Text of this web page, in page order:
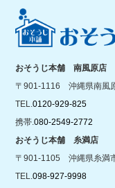
おそうじ本舗 南風原店
〒901-1116 沖縄県南風
TEL.0120-929-825
携帯.080-2549-2772
おそうじ本舗 糸満店
〒901-1105 沖縄県糸満
TEL.098-927-9998